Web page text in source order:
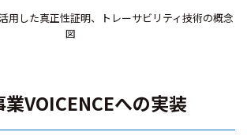
用した真正性証明、トレーサビリティ技術の概念
図
VOICENCEへの実装